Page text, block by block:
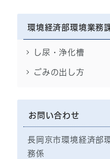
環境経済部環境業務
し尿・浄化槽
ごみの出し方
お問い合わせ
長岡京市環境経済部
務係